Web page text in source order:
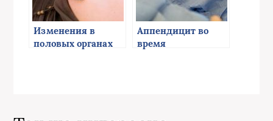
Изменения в
половых органах
Аппендицит во
время